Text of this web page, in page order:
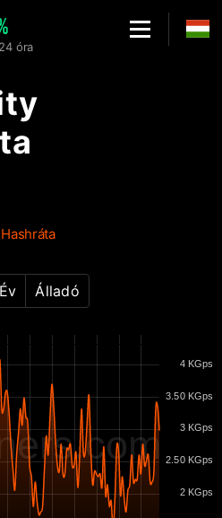
óra
Év Álladó
2 KGps
2.50 KGps
3 KGps
3.50 KGps
4 KGps